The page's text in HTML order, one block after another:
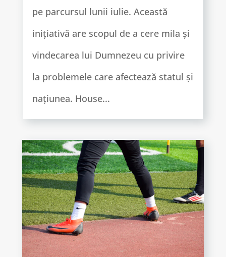
pe parcursul lunii iulie. Această
inițiativă are scopul de a cere mila și
vindecarea lui Dumnezeu cu privire
la problemele care afectează statul și
națiunea. House...